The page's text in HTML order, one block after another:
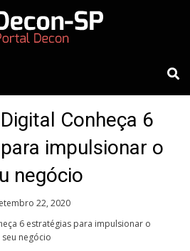
Conheça 6
impulsionar o
negócio
22, 2020
6 estratégias para impulsionar o
seu negócio